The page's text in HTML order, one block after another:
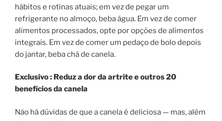
hábitos e rotinas atuais; em vez de pegar um
refrigerante no almoço, beba água. Em vez de comer
alimentos processados, opte por opções de alimentos
integrais. Em vez de comer um pedaço de bolo depois
do jantar, beba chá de canela.
Exclusivo : Reduz a dor da artrite e outros 20
benefícios da canela
Não há dúvidas de que a canela é deliciosa — mas, além